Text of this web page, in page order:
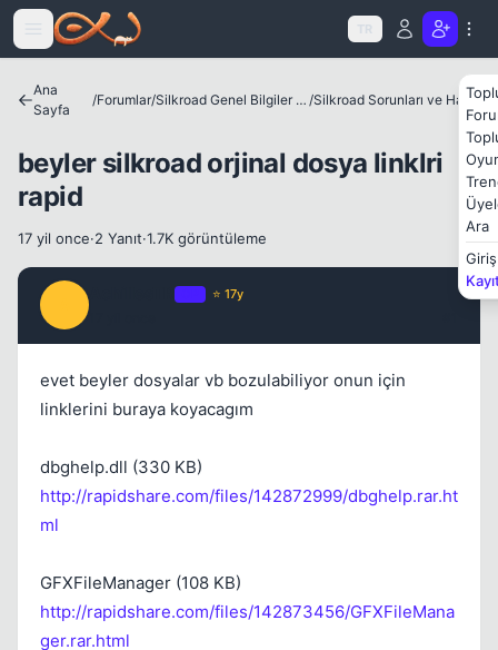
Icerige atla
TR
Ara
Giriş
Ana
Sayfa
/Forumlar/ Silkroad Genel Bilgiler ve Update Bilgileri / Silkroad Sorunları ve Hataları
beyler silkroad orjinal dosya linklri
rapid
17 yil once·2 Yanıt·1.7K görüntüleme
⭐ 17y
evet beyler dosyalar vb bozulabiliyor onun için
linklerini buraya koyacagım
dbghelp.dll (330 KB)
http://rapidshare.com/files/142872999/dbghelp.rar.ht
ml
GFXFileManager (108 KB)
http://rapidshare.com/files/142873456/GFXFileMana
ger.rar.html
Kapat